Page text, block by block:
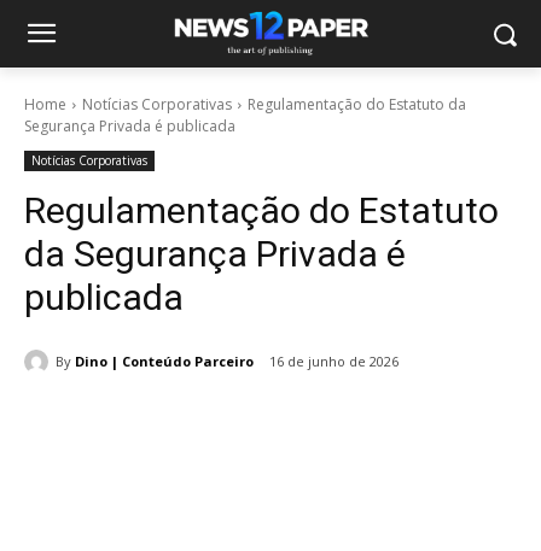
Home Notícias Corporativas
Regulamentação do Estatuto da
Segurança Privada é publicada
Notícias Corporativas
Regulamentação do Estatuto
da Segurança Privada é
publicada
By Dino | Conteúdo Parceiro 16 de junho de 2026